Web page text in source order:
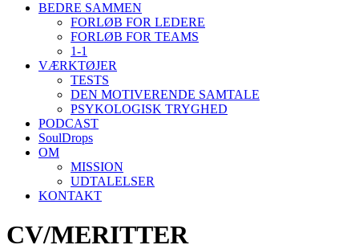
BEDRE SAMMEN
FORLØB FOR LEDERE
FORLØB FOR TEAMS
1-1
VÆRKTØJER
TESTS
DEN MOTIVERENDE SAMTALE
PSYKOLOGISK TRYGHED
PODCAST
SoulDrops
OM
MISSION
UDTALELSER
KONTAKT
CV/MERITTER